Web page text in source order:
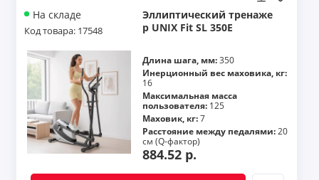
На складе
Код товара: 17548
Эллиптический тренаже
р UNIX Fit SL 350Е
Длина шага, мм:350
Инерционный вес маховика, кг:
16
Максимальная масса
пользователя: 125
Маховик, кг:7
Расстояние между педалями:20
см (Q-фактор)
884.52 р.